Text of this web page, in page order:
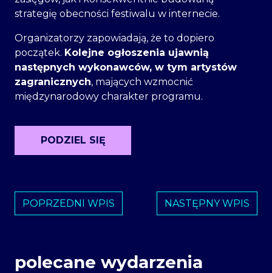
strategię obecności festiwalu w internecie.
Organizatorzy zapowiadają, że to dopiero
początek. Kolejne ogłoszenia ujawnią
następnych wykonawców, w tym artystów
zagranicznych, mających wzmocnić
międzynarodowy charakter programu.
PODZIEL SIĘ
POPRZEDNI WPIS NASTĘPNY WPIS
polecane wydarzenia